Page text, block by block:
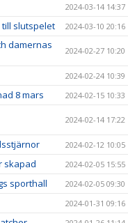
2024-03-14 14:37
till slutspelet 2024-03-10 20:16
damernas
2024-02-27 10:20
2024-02-24 10:39
8 mars 2024-02-15 10:33
2024-02-14 17:22
2024-02-12 10:05
skapad 2024-02-05 15:55
sporthall 2024-02-05 09:30
2024-01-31 09:16